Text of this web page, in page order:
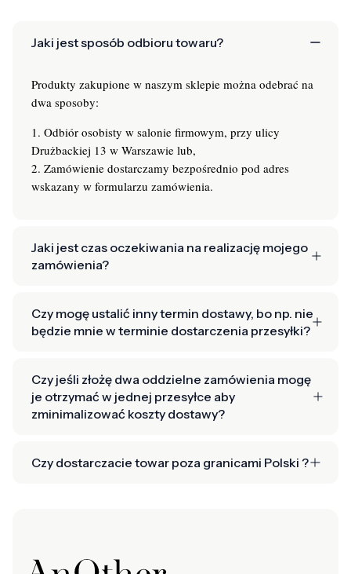
Jaki jest sposób odbioru towaru?
Produkty zakupione w naszym sklepie można odebrać na
dwa sposoby:
1. Odbiór osobisty w salonie firmowym, przy ulicy
Drużbackiej 13 w Warszawie lub,
2. Zamówienie dostarczamy bezpośrednio pod adres
wskazany w formularzu zamówienia.
Jaki jest czas oczekiwania na realizację mojego
zamówienia?
Czy mogę ustalić inny termin dostawy, bo np. nie
będzie mnie w terminie dostarczenia przesyłki?
Czy jeśli złożę dwa oddzielne zamówienia mogę
je otrzymać w jednej przesyłce aby
zminimalizować koszty dostawy?
Czy dostarczacie towar poza granicami Polski ?